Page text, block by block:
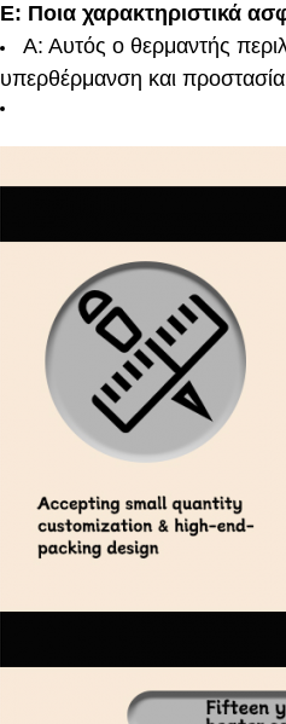
Ε: Ποια χαρακτηριστικά
Α: Αυτός ο θερμαντής
υπερθέρμανση και